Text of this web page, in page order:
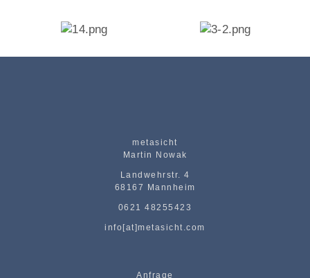
metasicht
Martin Nowak
Landwehrstr. 4
68167 Mannheim
0621 48255423
info[at]metasicht.com
Anfrage